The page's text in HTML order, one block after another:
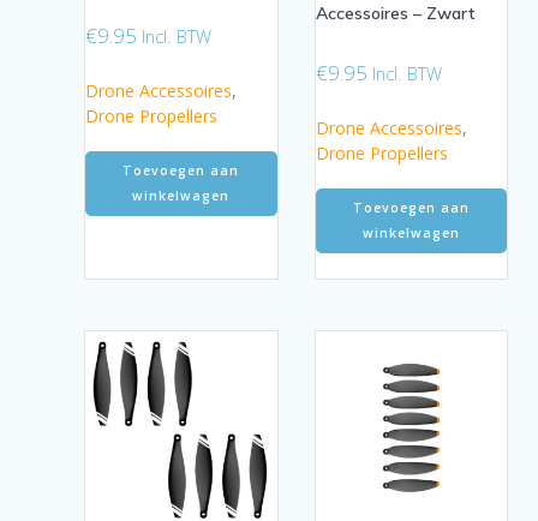
€9.95 Incl. BTW
Drone Accessoires,
Drone Propellers
Toevoegen aan
winkelwagen
Accessoires – Zwart
€9.95 Incl. BTW
Drone Accessoires,
Drone Propellers
Toevoegen aan
winkelwagen